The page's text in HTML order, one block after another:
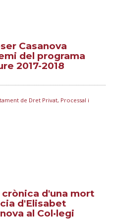
Casanova
del programa
2017-2018
de Dret Privat, Processal i
d'una mort
d'Elisabet
al Col·legi